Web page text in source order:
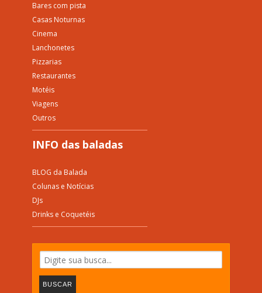
Bares com pista
Casas Noturnas
Cinema
Lanchonetes
Pizzarias
Restaurantes
Motéis
Viagens
Outros
INFO das baladas
BLOG da Balada
Colunas e Notícias
DJs
Drinks e Coquetéis